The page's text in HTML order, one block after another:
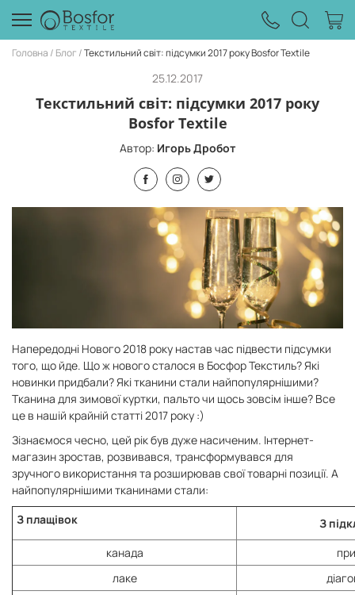
Головна Блог Текстильний світ: підсумки 2017 року Bosfor Textile
25.12.2017
Текстильний світ: підсумки 2017 року
Bosfor Textile
Автор: Игорь Дробот
Напередодні Нового 2018 року настав час підвести підсумки
того, що йде. Що ж нового сталося в Босфор Текстиль? Які
новинки придбали? Які тканини стали найпопулярнішими?
Тканина для зимової куртки, пальто чи щось зовсім інше? Все
це в нашій крайній статті 2017 року :)
Зізнаємося чесно, цей рік був дуже насиченим. Інтернет-
магазин зростав, розвивався, трансформувався для
зручного використання та розширював свої товарні позиції. А
найпопулярнішими тканинами стали:
З плащівок
З
канада
лаке